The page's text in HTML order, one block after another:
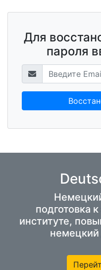
Для
пароля
подготовка
институте,
немецкий